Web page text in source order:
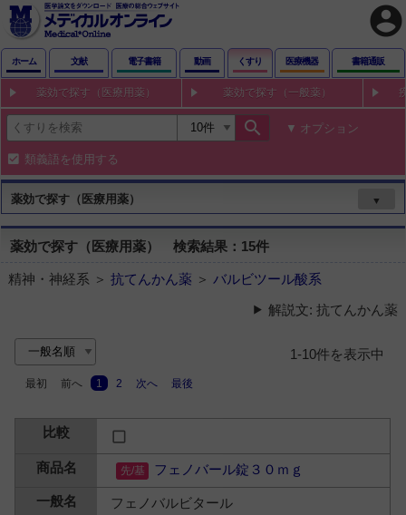
account_circle
ホーム 文献 電子書籍 動画 くすり 医療機器 書籍通販
薬効で探す（医療用薬） 薬効で探す（一般薬）
search オプション
類義語を使用する
薬効で探す（医療用薬） ▼
薬効で探す（医療用薬） 検索結果：15件
精神・神経系 ＞ 抗てんかん薬 ＞ バルビツール酸系
解説文: 抗てんかん薬
1-10件を表示中
最初 前へ 1 2 次へ 最後
フェノバール錠３０ｍｇ
フェノバルビタール